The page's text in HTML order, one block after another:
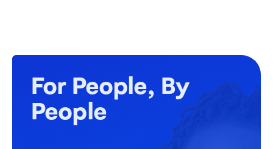
For People, By
People